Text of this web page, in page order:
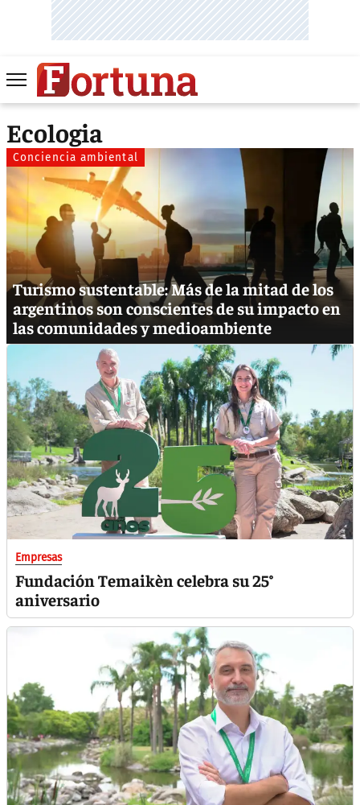
Ecologia
Conciencia ambiental
Turismo sustentable: Más de la mitad de los
argentinos son conscientes de su impacto en
las comunidades y medioambiente
Empresas
Fundación Temaikèn celebra su 25°
aniversario